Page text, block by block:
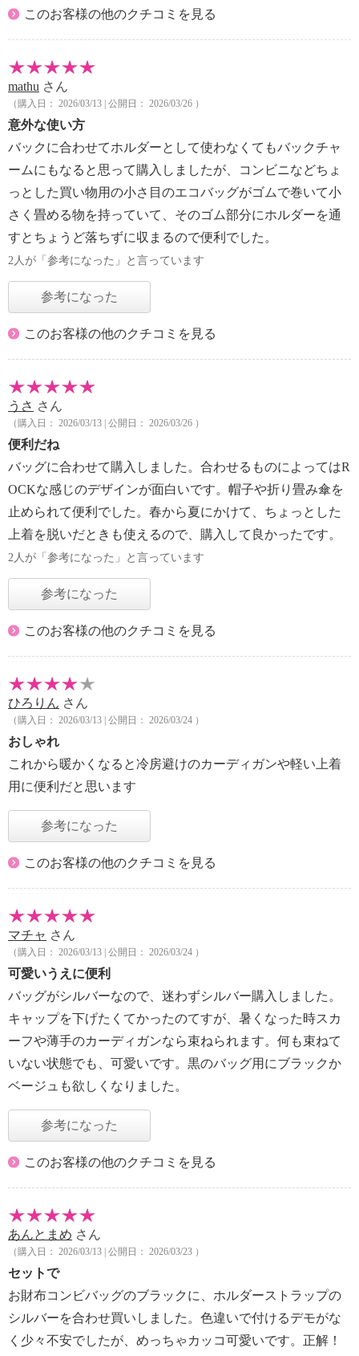
このお客様の他のクチコミを見る
mathu さん
（購入日： 2026/03/13 | 公開日： 2026/03/26 ）
意外な使い方
バックに合わせてホルダーとして使わなくてもバックチャ
ームにもなると思って購入しましたが、コンビニなどちょ
っとした買い物用の小さ目のエコバッグがゴムで巻いて小
さく畳める物を持っていて、そのゴム部分にホルダーを通
すとちょうど落ちずに収まるので便利でした。
2人が「参考になった」と言っています
参考になった
このお客様の他のクチコミを見る
うさ さん
（購入日： 2026/03/13 | 公開日： 2026/03/26 ）
便利だね
バッグに合わせて購入しました。合わせるものによってはR
OCKな感じのデザインが面白いです。帽子や折り畳み傘を
止められて便利でした。春から夏にかけて、ちょっとした
上着を脱いだときも使えるので、購入して良かったです。
2人が「参考になった」と言っています
参考になった
このお客様の他のクチコミを見る
ひろりん さん
（購入日： 2026/03/13 | 公開日： 2026/03/24 ）
おしゃれ
これから暖かくなると冷房避けのカーディガンや軽い上着
用に便利だと思います
参考になった
このお客様の他のクチコミを見る
マチャ さん
（購入日： 2026/03/13 | 公開日： 2026/03/24 ）
可愛いうえに便利
バッグがシルバーなので、迷わずシルバー購入しました。
キャップを下げたくてかったのてすが、暑くなった時スカ
ーフや薄手のカーディガンなら束ねられます。何も束ねて
いない状態でも、可愛いです。黒のバッグ用にブラックか
ベージュも欲しくなりました。
参考になった
このお客様の他のクチコミを見る
あんとまめ さん
（購入日： 2026/03/13 | 公開日： 2026/03/23 ）
セットで
お財布コンビバッグのブラックに、ホルダーストラップの
シルバーを合わせ買いしました。色違いで付けるデモがな
く少々不安でしたが、めっちゃカッコ可愛いです。正解！